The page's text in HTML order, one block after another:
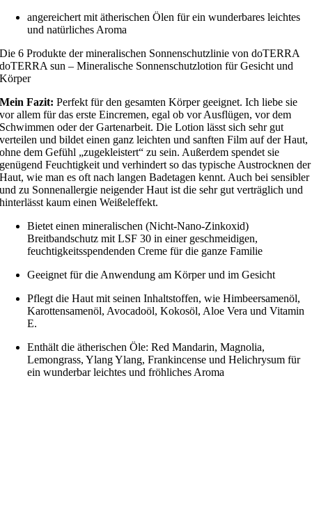
angereichert mit ätherischen Ölen für ein wunderbares leichtes
und natürliches Aroma
Die 6 Produkte der mineralischen Sonnenschutzlinie von doTERRA
doTERRA sun – Mineralische Sonnenschutzlotion für Gesicht und
Körper
Mein Fazit: Perfekt für den gesamten Körper geeignet. Ich liebe sie
vor allem für das erste Eincremen, egal ob vor Ausflügen, vor dem
Schwimmen oder der Gartenarbeit. Die Lotion lässt sich sehr gut
verteilen und bildet einen ganz leichten und sanften Film auf der Haut,
ohne dem Gefühl „zugekleistert“ zu sein. Außerdem spendet sie
genügend Feuchtigkeit und verhindert so das typische Austrocknen der
Haut, wie man es oft nach langen Badetagen kennt. Auch bei sensibler
und zu Sonnenallergie neigender Haut ist die sehr gut verträglich und
hinterlässt kaum einen Weißeleffekt.
Bietet einen mineralischen (Nicht-Nano-Zinkoxid)
Breitbandschutz mit LSF 30 in einer geschmeidigen,
feuchtigkeitsspendenden Creme für die ganze Familie
Geeignet für die Anwendung am Körper und im Gesicht
Pflegt die Haut mit seinen Inhaltstoffen, wie Himbeersamenöl,
Karottensamenöl, Avocadoöl, Kokosöl, Aloe Vera und Vitamin
E.
Enthält die ätherischen Öle: Red Mandarin, Magnolia,
Lemongrass, Ylang Ylang, Frankincense und Helichrysum für
ein wunderbar leichtes und fröhliches Aroma